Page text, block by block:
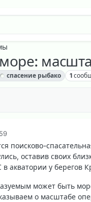
спасение рыбако 1
поисково-
оставив своих
акватории у берегов
может быть
о масштабе